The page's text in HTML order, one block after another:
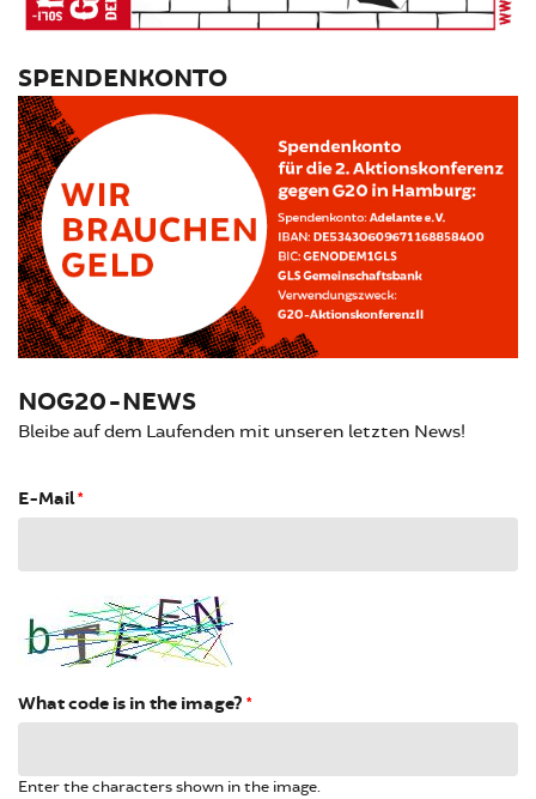
SPENDENKONTO
NOG20-NEWS
Bleibe auf dem Laufenden mit unseren letzten News!
E-Mail*
What code is in the image? *
Enter the characters shown in the image.